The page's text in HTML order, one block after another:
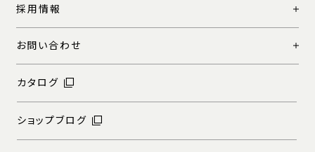
採用情報
お問い合わせ
カタログ
ショップブログ